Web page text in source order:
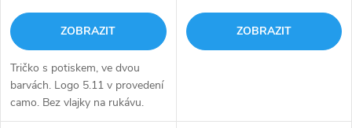
ZOBRAZIT
Tričko s potiskem, ve dvou
barvách. Logo 5.11 v provedení
camo. Bez vlajky na rukávu.
Materiál 100% bavlna.
ZOBRAZIT